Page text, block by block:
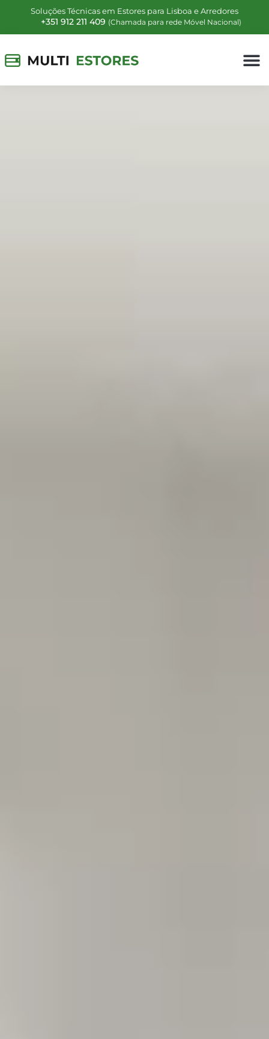
Soluções Técnicas em Estores para Lisboa e Arredores
+351 912 211 409 (Chamada para rede Móvel Nacional)